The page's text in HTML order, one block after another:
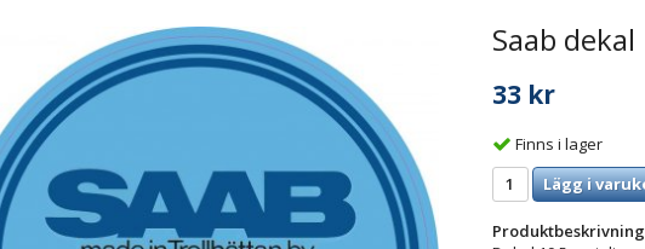
Saab dekal
33 kr
Finns i lager
Lägg i